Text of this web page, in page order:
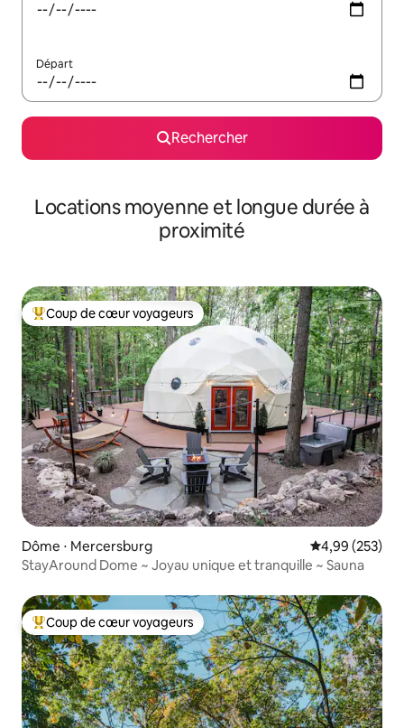
Départ
Rechercher
Locations moyenne et longue durée à
proximité
Coups de cœur voyageurs les plus appréciés
Coup de cœur voyageurs
Dôme ⋅ Mercersburg Évaluation
4,99 (253)
StayAround Dome ~ Joyau unique et tranquille ~ Sauna
Coups de cœur voyageurs les plus appréciés
Coup de cœur voyageurs